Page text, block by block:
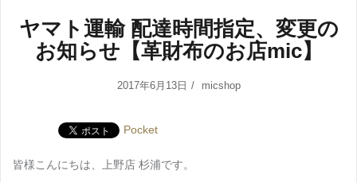
ヤマト運輸 配達時間指定、変更の
お知らせ【革財布のお店mic】
2017年6月13日 micshop
Pocket
皆様こんにちは、上野店 杉浦です。